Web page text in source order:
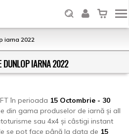
iarna 2022
DUNLOP IARNA 2022
în perioada 15 Octombrie - 30
din gama produselor de iarnă și all
sau 4x4 și câstigi instant
se pot face până la data de 15